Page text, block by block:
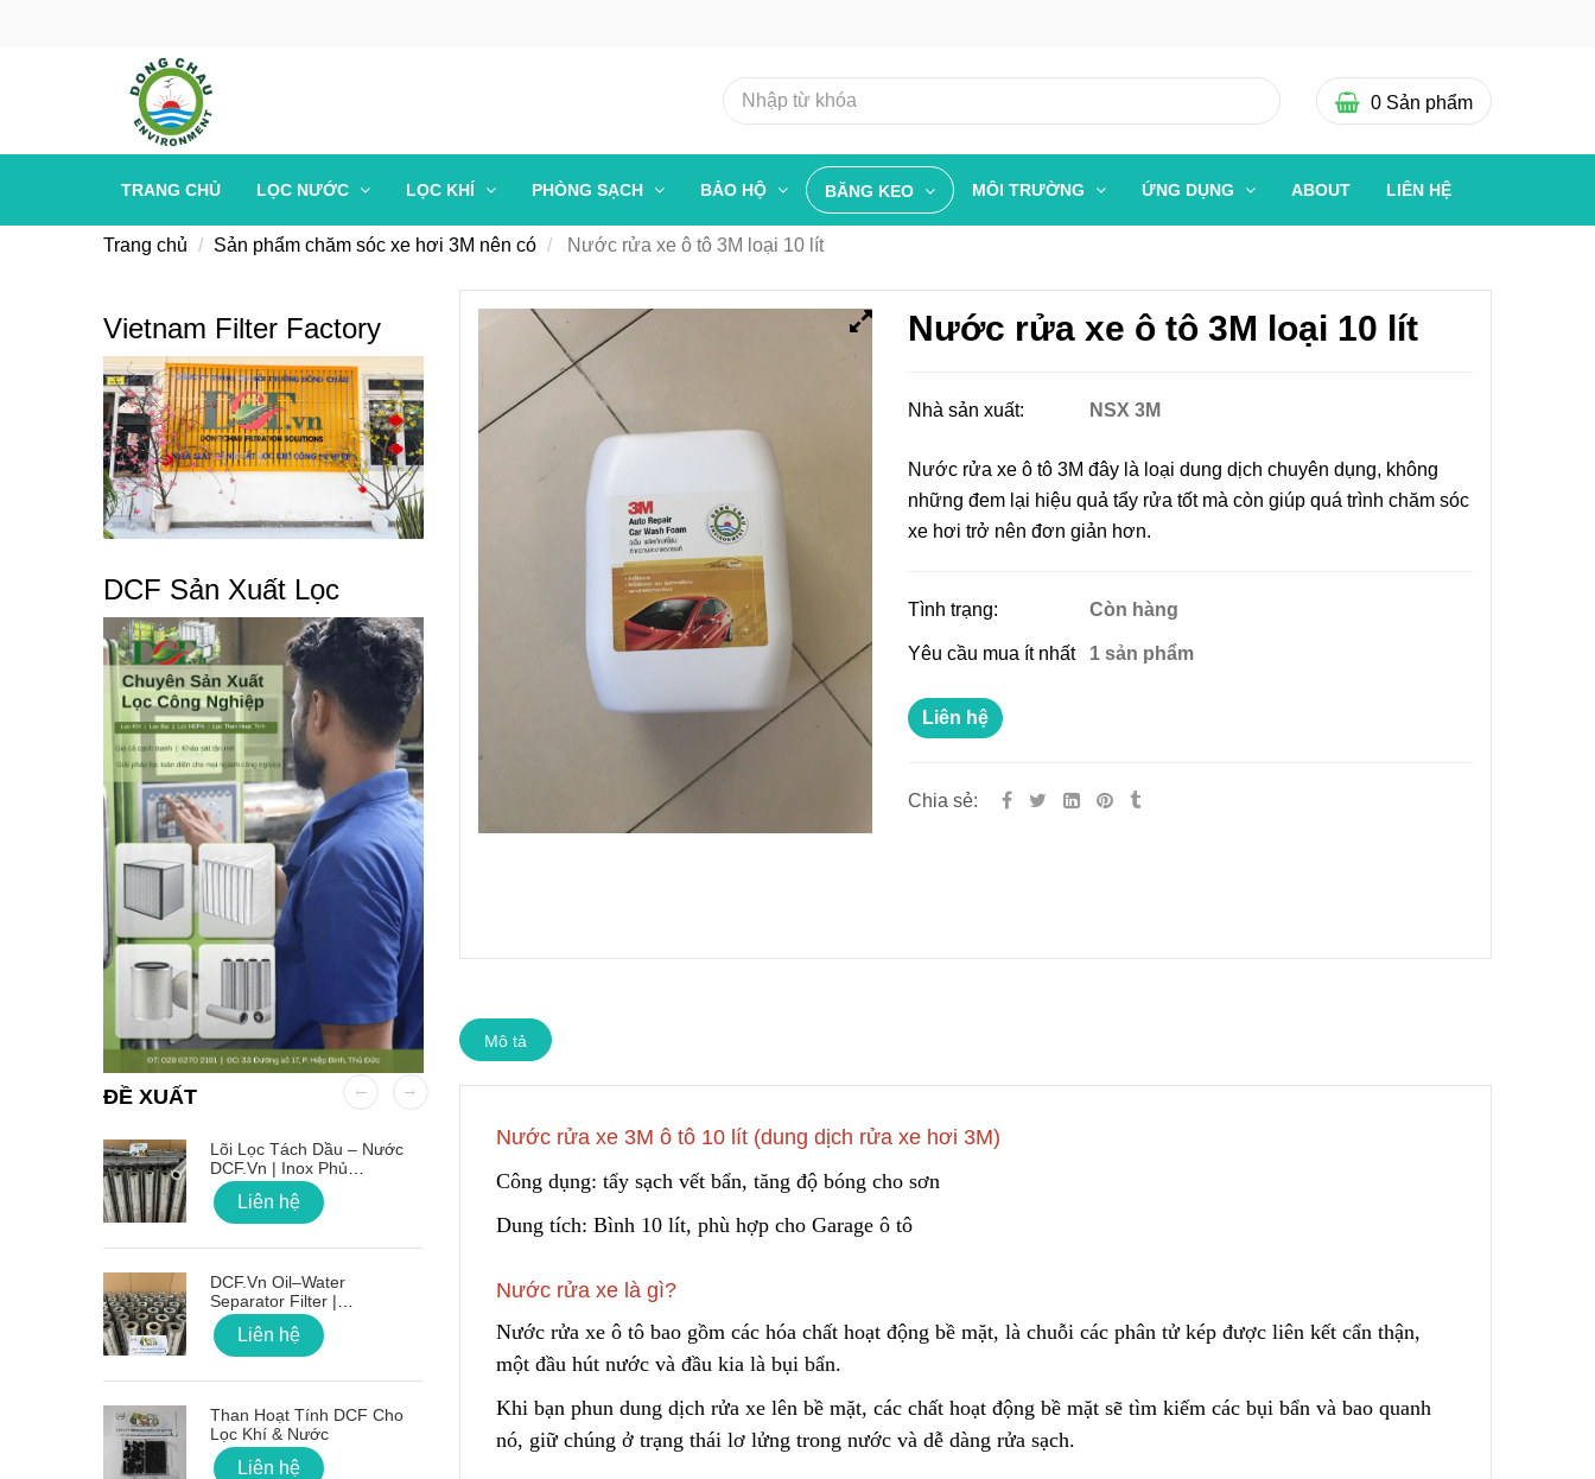
Nước rửa xe ô tô 3M loại 10 lít
Nhà sản xuất: NSX 3M
Nước rửa xe ô tô 3M đây là loại dung dịch chuyên dụng, không
những đem lại hiệu quả tẩy rửa tốt mà còn giúp quá trình chăm sóc
xe hơi trở nên đơn giản hơn.
Tình trạng: Còn hàng
Yêu cầu mua ít nhất 1 sản phẩm
Liên hệ
Chia sẻ:
Mô tả
Nước rửa xe 3M ô tô 10 lít (dung dịch rửa xe hơi 3M)
Công dụng: tẩy sạch vết bẩn, tăng độ bóng cho sơn
Dung tích: Bình 10 lít, phù hợp cho Garage ô tô
Nước rửa xe là gì?
Nước rửa xe ô tô bao gồm các hóa chất hoạt động bề mặt, là chuỗi các phân tử kép được liên kết cẩn thận,
một đầu hút nước và đầu kia là bụi bẩn.
Khi bạn phun dung dịch rửa xe lên bề mặt, các chất hoạt động bề mặt sẽ tìm kiếm các bụi bẩn và bao quanh
nó, giữ chúng ở trạng thái lơ lửng trong nước và dễ dàng rửa sạch.
Vietnam Filter Factory
DCF Sản Xuất Lọc
ĐỀ XUẤT
Lõi Lọc Tách Dầu – Nước
DCF.vn | Inox Phủ
PTFE/Teflon
Liên hệ
DCF.vn Oil–Water
Separator Filter |
PTFE/Teflon‑Coated
Stainless Steel
Liên hệ
Than Hoạt Tính DCF Cho
Lọc Khí & Nước
Liên hệ
Túi Lọc Bụi Acrylic OD Lỗ
Hộp Lọc Giấy Carton Sóng
Giấy Cellulose Vàng Lõi Lọc
Bụi Đáy Bằng
Liên hệ
Lõi Lọc Tách Dầu – Nước
PTFE/Teflon
PTFE/Teflon‑Coated
Stainless Steel
Liên hệ
Than Hoạt Tính DCF Cho
Lọc Khí & Nước
Giấy Cellulose Vàng Lõi Lọc
Bụi Đáy Bằng
0 Sản phẩm
TRANG CHỦ LỌC NƯỚC LỌC KHÍ PHÒNG SẠCH BẢO HỘ BĂNG KEO MÔI TRƯỜNG ỨNG DỤNG ABOUT LIÊN HỆ
Trang chủ Sản phẩm chăm sóc xe hơi 3M nên có Nước rửa xe ô tô 3M loại 10 lít